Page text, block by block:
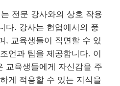
전문 강사와의 상호 작용
다. 강사는 현업에서의 풍
, 교육생들이 직면할 수 있
언과 팁을 제공합니다. 이
교육생들에게 자신감을 주
게 적용할 수 있는 지식을